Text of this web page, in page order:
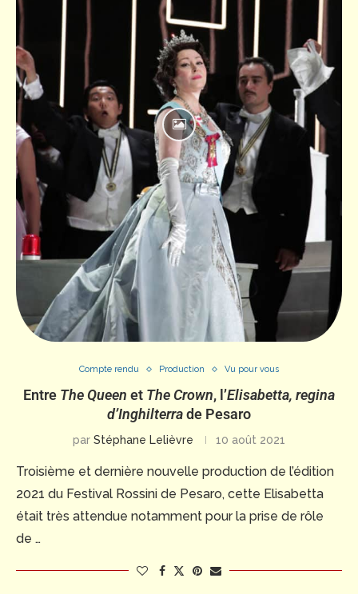
Compte rendu Production Vu pour vous
Entre The Queen et The Crown, l’Elisabetta, regina
d’Inghilterrade Pesaro
par Stéphane Lelièvre 10 août 2021
Troisième et dernière nouvelle production de l’édition
2021 du Festival Rossini de Pesaro, cette Elisabetta
était très attendue notamment pour la prise de rôle
de …